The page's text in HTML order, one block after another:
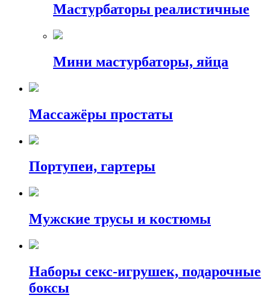
Мастурбаторы реалистичные
Мини мастурбаторы, яйца
Массажёры простаты
Портупеи, гартеры
Мужские трусы и костюмы
Наборы секс-игрушек, подарочные
боксы